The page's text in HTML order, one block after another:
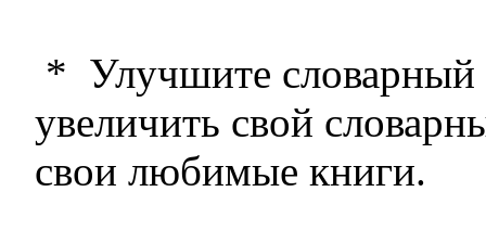
* Улучшите словарный
увеличить свой
свои любимые книги.